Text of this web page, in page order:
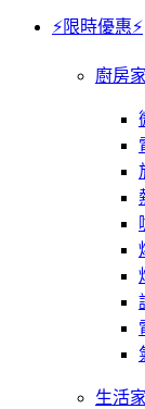
⚡限時優惠⚡
廚房
生活